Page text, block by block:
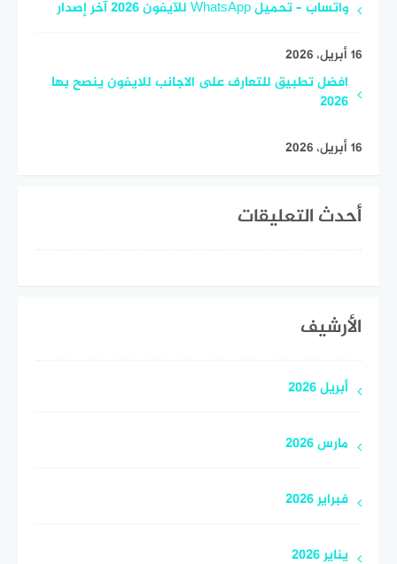
واتساب – تحميل WhatsApp للآيفون 2026 آخر إصدار
16 أبريل، 2026
افضل تطبيق للتعارف على الاجانب للايفون ينصح بها
2026
16 أبريل، 2026
أحدث التعليقات
الأرشيف
أبريل 2026
مارس 2026
فبراير 2026
يناير 2026